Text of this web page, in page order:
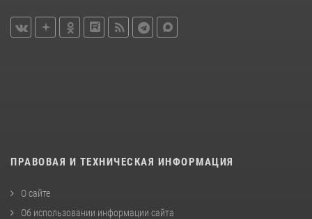
ПРАВОВАЯ И ТЕХНИЧЕСКАЯ ИНФОРМАЦИЯ
О сайте
Об использовании информации сайта